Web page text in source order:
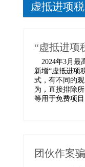
虚抵进项
“虚抵进项
2024年3月最
新增“虚抵进项
式，有不同的
为，直接排除
等用于免费项
团伙作案